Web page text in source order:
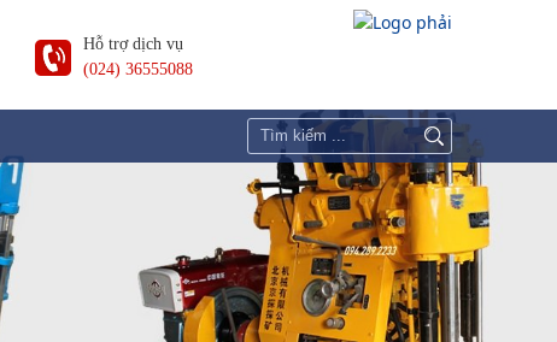
Hỗ trợ dịch vụ
(024) 36555088